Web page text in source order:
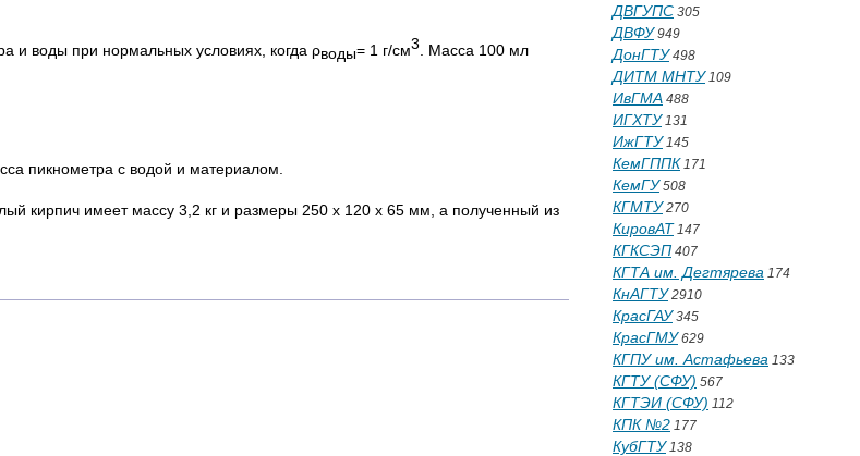
и воды при нормальных условиях, когда ρводы= 1 г/см3 . Масса 100 мл
пикнометра с водой и материалом.
кирпич имеет массу 3,2 кг и размеры 250 х 120 х 65 мм, а полученный из
ДВГУПС 305
ДВФУ949
ДонГТУ498
ДИТМ МНТУ109
ИвГМА 488
ИГХТУ131
ИжГТУ145
КемГППК 171
КемГУ508
КГМТУ270
КировАТ 147
КГКСЭП 407
КГТА им. Дегтярева 174
КнАГТУ2910
КрасГАУ345
КрасГМУ629
КГПУ им. Астафьева 133
КГТУ (СФУ) 567
КГТЭИ (СФУ) 112
КПК №2 177
КубГТУ138